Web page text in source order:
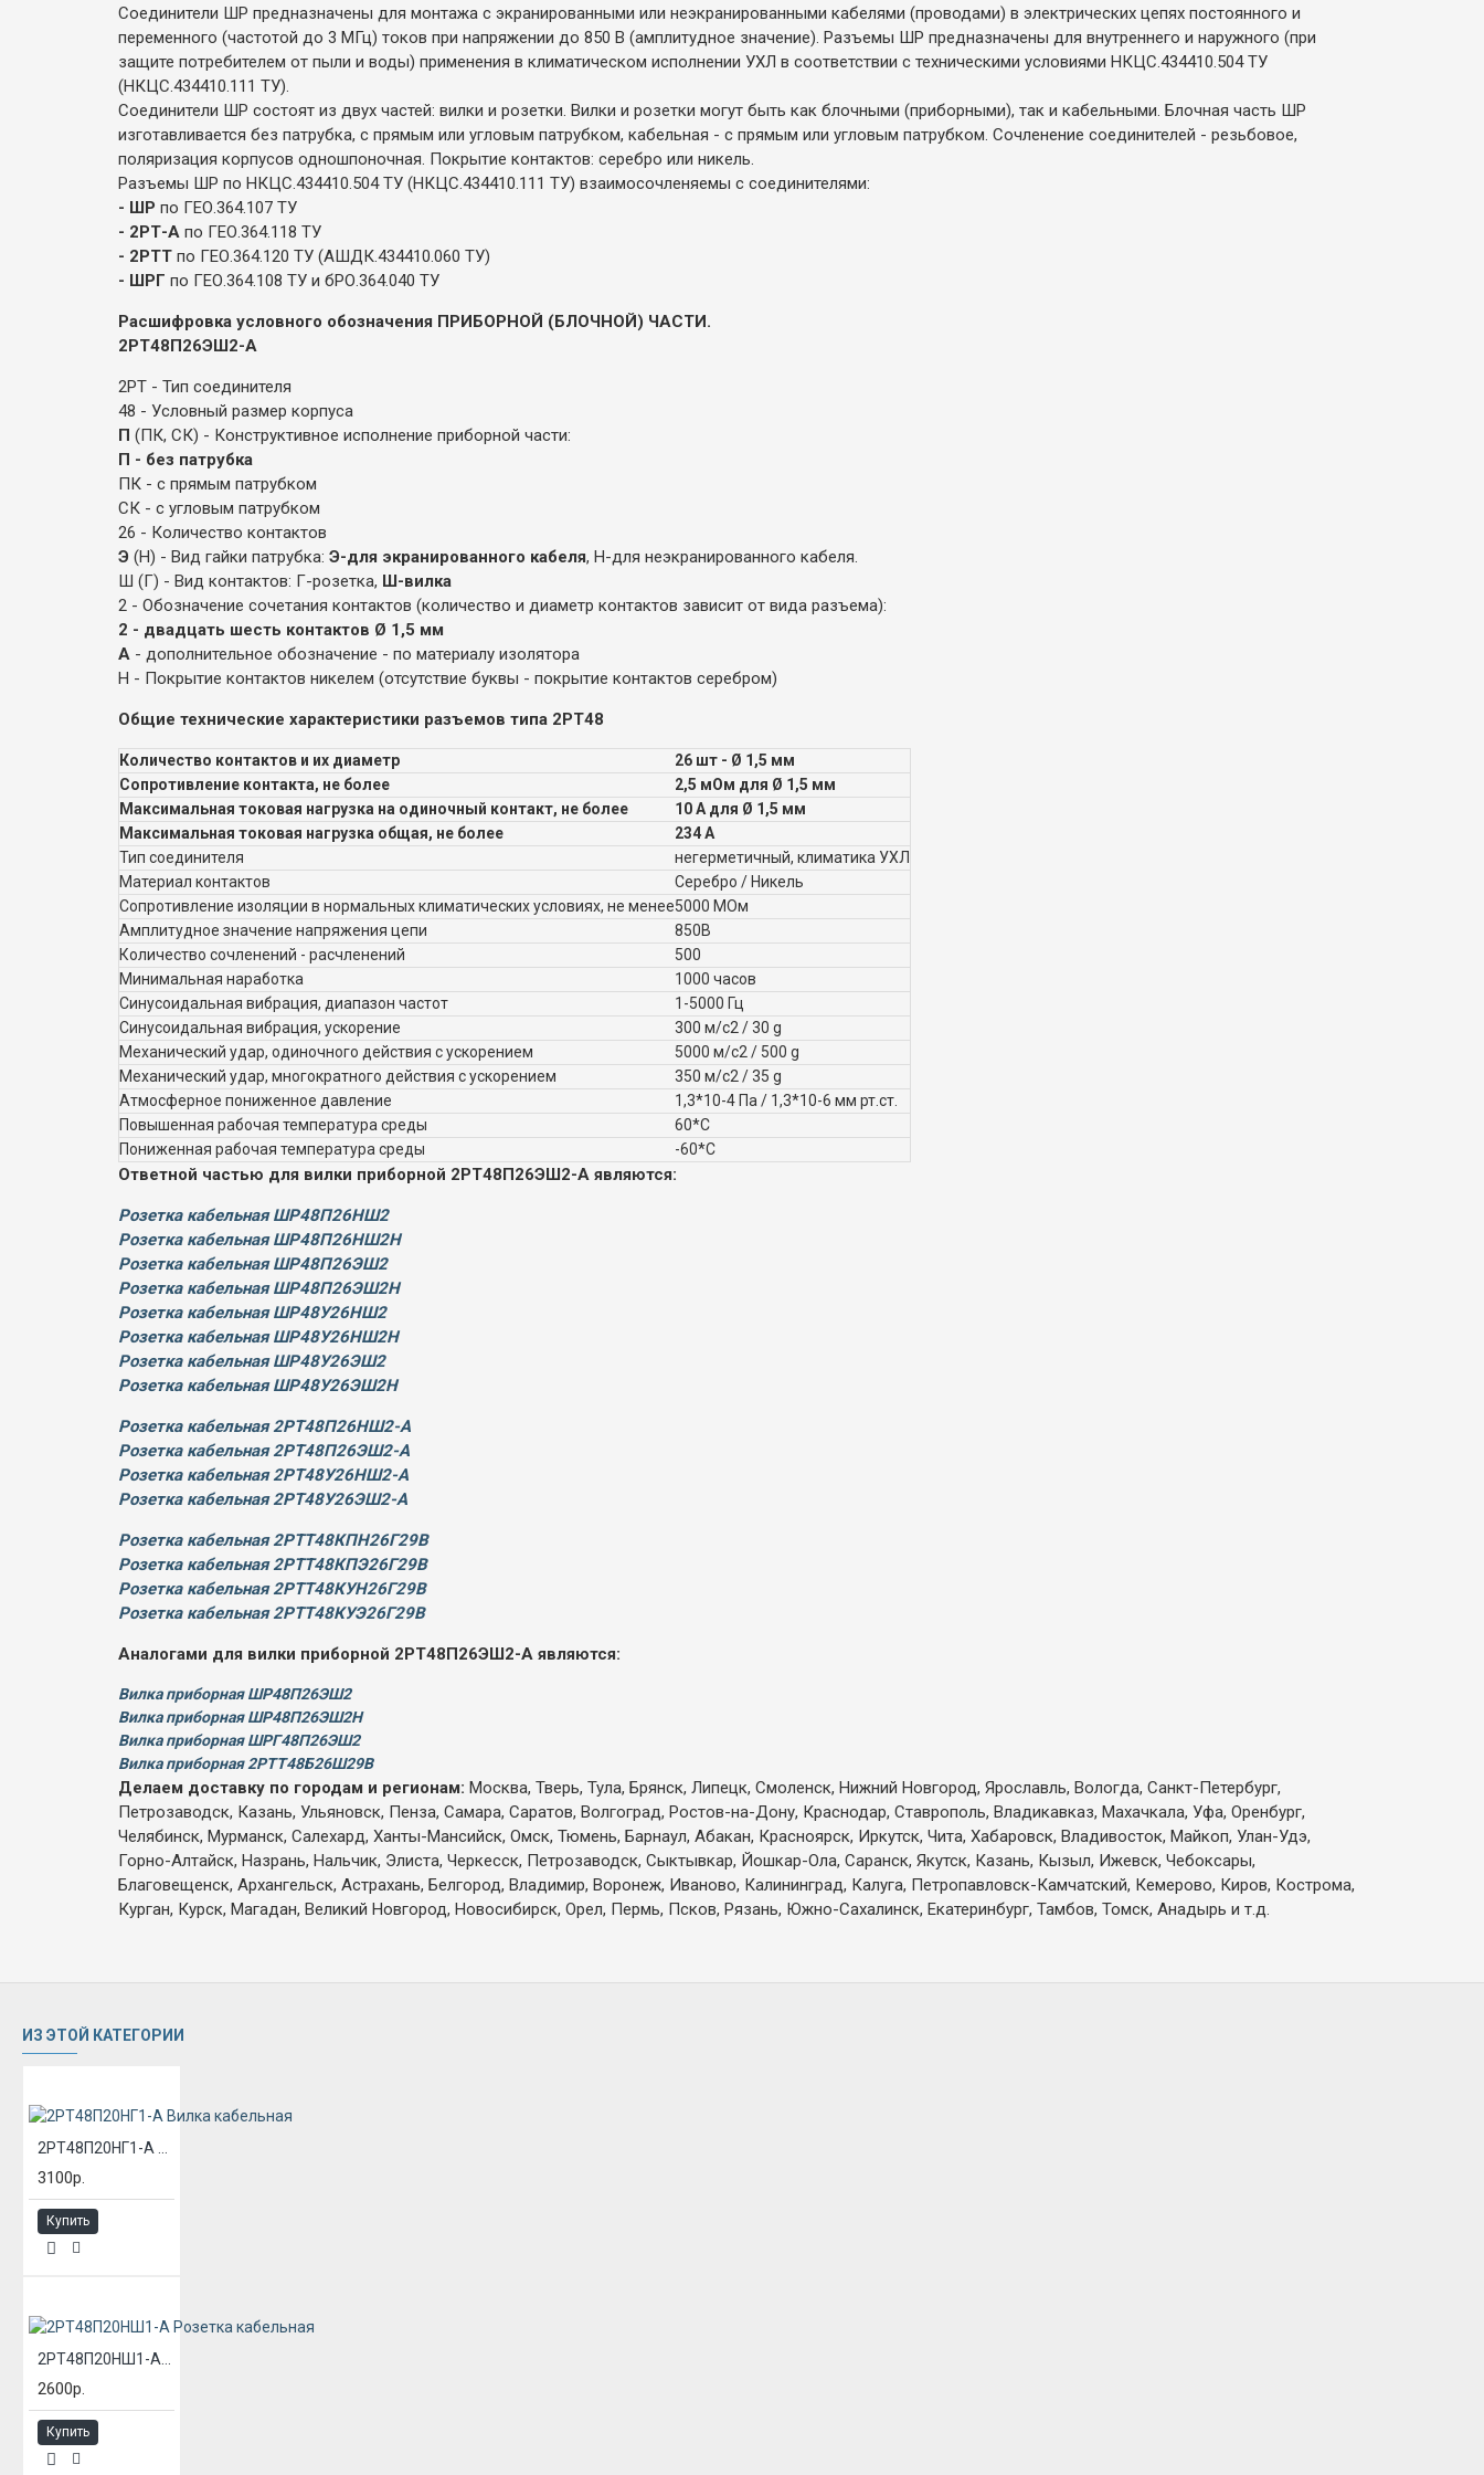
Соединители ШР предназначены для монтажа с экранированными или неэкранированными кабелями (проводами) в электрических цепях постоянного и
переменного (частотой до 3 МГц) токов при напряжении до 850 В (амплитудное значение). Разъемы ШР предназначены для внутреннего и наружного (при
защите потребителем от пыли и воды) применения в климатическом исполнении УХЛ в соответствии с техническими условиями НКЦС.434410.504 ТУ
(НКЦС.434410.111 ТУ).
Соединители ШР состоят из двух частей: вилки и розетки. Вилки и розетки могут быть как блочными (приборными), так и кабельными. Блочная часть ШР
изготавливается без патрубка, с прямым или угловым патрубком, кабельная - с прямым или угловым патрубком. Сочленение соединителей - резьбовое,
поляризация корпусов одношпоночная. Покрытие контактов: серебро или никель.
Разъемы ШР по НКЦС.434410.504 ТУ (НКЦС.434410.111 ТУ) взаимосочленяемы с соединителями:
- ШР по ГЕО.364.107 ТУ
- 2РТ-А по ГЕО.364.118 ТУ
- 2РТТ по ГЕО.364.120 ТУ (АШДК.434410.060 ТУ)
- ШРГ по ГЕО.364.108 ТУ и бРО.364.040 ТУ
Расшифровка условного обозначения ПРИБОРНОЙ (БЛОЧНОЙ) ЧАСТИ.
2РТ48П26ЭШ2-А
2РТ - Тип соединителя
48 - Условный размер корпуса
П (ПК, СК) - Конструктивное исполнение приборной части:
П - без патрубка
ПК - с прямым патрубком
СК - с угловым патрубком
26 - Количество контактов
Э (Н) - Вид гайки патрубка: Э-для экранированного кабеля, Н-для неэкранированного кабеля.
Ш (Г) - Вид контактов: Г-розетка, Ш-вилка
2 - Обозначение сочетания контактов (количество и диаметр контактов зависит от вида разъема):
2 - двадцать шесть контактов Ø 1,5 мм
А - дополнительное обозначение - по материалу изолятора
Н - Покрытие контактов никелем (отсутствие буквы - покрытие контактов серебром)
Общие технические характеристики разъемов типа 2РТ48
Количество контактов и их диаметр
26 шт - Ø 1,5 мм
Сопротивление контакта, не более
2,5 мОм для Ø 1,5 мм
Максимальная токовая нагрузка на одиночный контакт, не более
10 А для Ø 1,5 мм
Максимальная токовая нагрузка общая, не более
234 А
Тип соединителя
негерметичный, климатика УХЛ
Материал контактов
Серебро / Никель
Сопротивление изоляции в нормальных климатических условиях, не менее5000 МОм
Амплитудное значение напряжения цепи
850В
Количество сочленений - расчленений
500
Минимальная наработка
1000 часов
Синусоидальная вибрация, диапазон частот
1-5000 Гц
Синусоидальная вибрация, ускорение
300 м/с2 / 30 g
Механический удар, одиночного действия с ускорением
5000 м/с2 / 500 g
Механический удар, многократного действия с ускорением
350 м/с2 / 35 g
Атмосферное пониженное давление
1,3*10-4 Па / 1,3*10-6 мм рт.ст.
Повышенная рабочая температура среды
60*С
Пониженная рабочая температура среды
-60*С
Ответной частью для вилки приборной 2РТ48П26ЭШ2-А являются:
Розетка кабельная ШР48П26НШ2
Розетка кабельная ШР48П26НШ2Н
Розетка кабельная ШР48П26ЭШ2
Розетка кабельная ШР48П26ЭШ2Н
Розетка кабельная ШР48У26НШ2
Розетка кабельная ШР48У26НШ2Н
Розетка кабельная ШР48У26ЭШ2
Розетка кабельная ШР48У26ЭШ2Н
Розетка кабельная 2РТ48П26НШ2-А
Розетка кабельная 2РТ48П26ЭШ2-А
Розетка кабельная 2РТ48У26НШ2-А
Розетка кабельная 2РТ48У26ЭШ2-А
Розетка кабельная 2РТТ48КПН26Г29В
Розетка кабельная 2РТТ48КПЭ26Г29В
Розетка кабельная 2РТТ48КУН26Г29В
Розетка кабельная 2РТТ48КУЭ26Г29В
Аналогами для вилки приборной 2РТ48П26ЭШ2-А являются:
Вилка приборная ШР48П26ЭШ2
Вилка приборная ШР48П26ЭШ2Н
Вилка приборная ШРГ48П26ЭШ2
Вилка приборная 2РТТ48Б26Ш29В
Делаем доставку по городам и регионам: Москва, Тверь, Тула, Брянск, Липецк, Смоленск, Нижний Новгород, Ярославль, Вологда, Санкт-Петербург,
Петрозаводск, Казань, Ульяновск, Пенза, Самара, Саратов, Волгоград, Ростов-на-Дону, Краснодар, Ставрополь, Владикавказ, Махачкала, Уфа, Оренбург,
Челябинск, Мурманск, Салехард, Ханты-Мансийск, Омск, Тюмень, Барнаул, Абакан, Красноярск, Иркутск, Чита, Хабаровск, Владивосток, Майкоп, Улан-Удэ,
Горно-Алтайск, Назрань, Нальчик, Элиста, Черкесск, Петрозаводск, Сыктывкар, Йошкар-Ола, Саранск, Якутск, Казань, Кызыл, Ижевск, Чебоксары,
Благовещенск, Архангельск, Астрахань, Белгород, Владимир, Воронеж, Иваново, Калининград, Калуга, Петропавловск-Камчатский, Кемерово, Киров, Кострома,
Курган, Курск, Магадан, Великий Новгород, Новосибирск, Орел, Пермь, Псков, Рязань, Южно-Сахалинск, Екатеринбург, Тамбов, Томск, Анадырь и т.д.
ИЗ ЭТОЙ КАТЕГОРИИ
3100р.
Купить
2600р.
Купить